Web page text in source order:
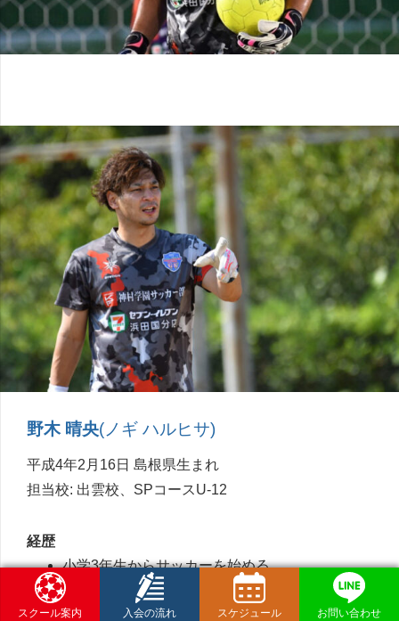
野木 晴央(ノギ ハルヒサ)
平成4年2月16日 島根県生まれ
担当校: 出雲校、SPコースU-12
経歴
小学3年生からサッカーを始める
中学1年生からゴールキーパーを本格的に始める
スクール案内 入会の流れ スケジュール お問い合わせ